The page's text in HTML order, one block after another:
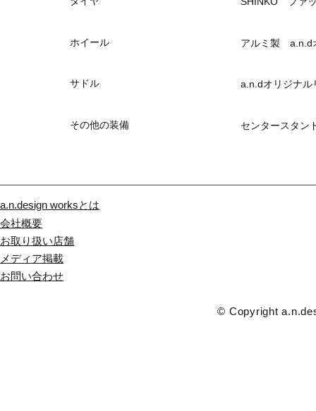
ホイール アルミ製 a.n.d
サドル a.n.dオリジナル
その他の装備 センタースタン
a.n.design worksとは
会社概要
お取り扱い店舗
メディア掲載
​お問い合わせ
© Copyright